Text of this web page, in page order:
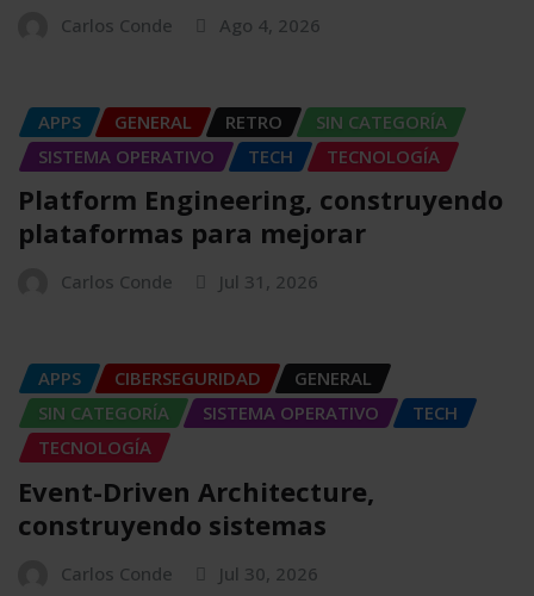
Carlos Conde Ago 4, 2026
APPS GENERAL RETRO
SIN CATEGORÍA
SISTEMA OPERATIVO
TECH TECNOLOGÍA
Platform Engineering, construyendo
plataformas para mejorar
Carlos Conde Jul 31, 2026
APPS CIBERSEGURIDAD
GENERAL
SIN CATEGORÍA
SISTEMA OPERATIVO
TECH
TECNOLOGÍA
Event-Driven Architecture,
construyendo sistemas
Carlos Conde Jul 30, 2026